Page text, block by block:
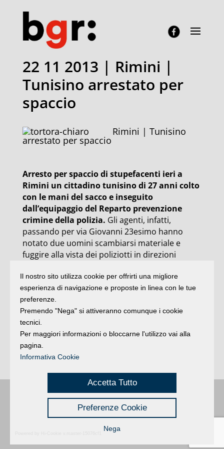
22 11 2013 | Rimini |
Tunisino arrestato per
spaccio
Rimini | Tunisino
arrestato per spaccio
Arresto per spaccio di stupefacenti ieri a
Rimini un cittadino tunisino di 27 anni colto
con le mani del sacco e inseguito
dall’equipaggio del Reparto prevenzione
crimine della polizia. Gli agenti, infatti,
passando per via Giovanni 23esimo hanno
notato due uomini scambiarsi materiale e
fuggire alla vista dei poliziotti in direzioni
bloccati. Il primo è stato arresto perché visto
gettare a terra fuggendo tre stecche di hascisc.
Nelle tasche i soldi incassati dopo aver venduto
le dosi. L’altro tunisino 33enne è stato
segnalato quale consumatore di stupefacenti.
In questo giorni i reparti prevenzione crimine
della questura sono attivi anche nel contrasto
dei parcheggiatori abusivi.
Buongiorno:Riminié una testata registrata presso il Tribunale di Rimini
registrazione n. 2 /28/02/2012| © 2024 buongiornoRimini
Privacy | Credits
Il nostro sito utilizza cookie per offrirti una migliore
esperienza di navigazione e proposte in linea con le tue
preferenze.
Premendo "Nega" si attiveranno comunque i cookie
tecnici.
Per maggiori informazioni o bloccarne l'utilizzo vai alla
pagina.
Informativa Cookie
Accetta Tutto
Preferenze Cookie
Nega